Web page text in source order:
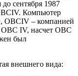
сентября 1987
Компьютер
OBCIV – компанией
IV, насчет OBC
был
внешнего вида: